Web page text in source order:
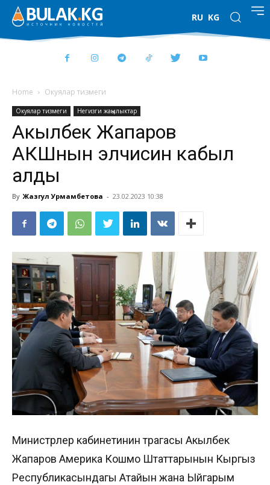
RU KG
Home Окуялар тизмеги
Окуялар тизмеги Негизги жаңылыктар
Акылбек Жапаров
АКШнын элчисин кабыл
алды
By Жазгул Урмамбетова - 23.02.2023 10:38
Министрлер кабинетинин төрагасы Акылбек
Жапаров Америка Кошмо Штаттарынын Кыргыз
Республикасындагы Атайын жана Ыйгарым